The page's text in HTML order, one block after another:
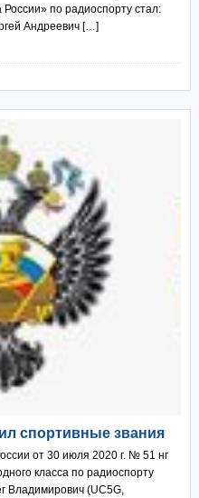
по радиоспорту стал:
Андреевич […]
спортивные звания
от 30 июля 2020 г. № 51 нг
класса по радиоспорту
Владимирович (UC5G,